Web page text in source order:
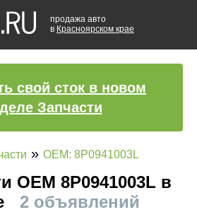
продажа авто
в Красноярском крае
свой сток в новом
Запчасти
» OEM: 8P0941003L
ОЕМ 8P0941003L в
2 объявлений